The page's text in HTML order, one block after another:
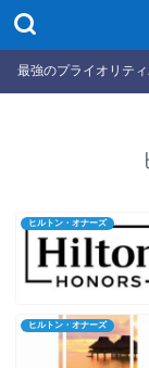
最強のプライオリテ
ヒルトン・オナーズ
ヒルトン・オナーズ